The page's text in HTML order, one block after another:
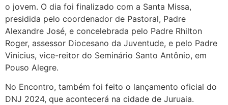
o jovem. O dia foi finalizado com a Santa Missa,
presidida pelo coordenador de Pastoral, Padre
Alexandre José, e concelebrada pelo Padre Rhilton
Roger, assessor Diocesano da Juventude, e pelo Padre
Vinicius, vice-reitor do Seminário Santo Antônio, em
Pouso Alegre.
No Encontro, também foi feito o lançamento oficial do
DNJ 2024, que acontecerá na cidade de Juruaia.